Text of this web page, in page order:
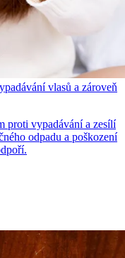
vlasů a zároveň
proti vypadávání a zesílí
odpadu a poškození